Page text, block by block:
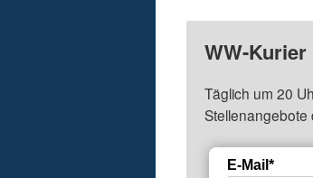
WW-
Täglich um 20
Stellenangebote
E-Mail*